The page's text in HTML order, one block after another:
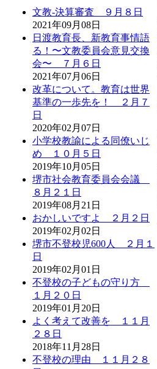
文教-決算審査 ９月８日
2021年09月08日
日渡教育長、新教育事情語
る！〜文教委員会意見交換
会〜 ７月６日
2021年07月06日
改革について。教育は世界
基準の一歩先を！ ２月７
日
2020年02月07日
小学校教諭による同僚いじ
め １０月５日
2019年10月05日
堺市社会教育委員会会議
８月２１日
2019年08月21日
おかしいですよ ２月２日
2019年02月02日
堺市不登校児600人 ２月１
日
2019年02月01日
不登校の子どもの守り方
１月２０日
2019年01月20日
よく考えて改善を １１月
２８日
2018年11月28日
不登校の理由 １１月２８